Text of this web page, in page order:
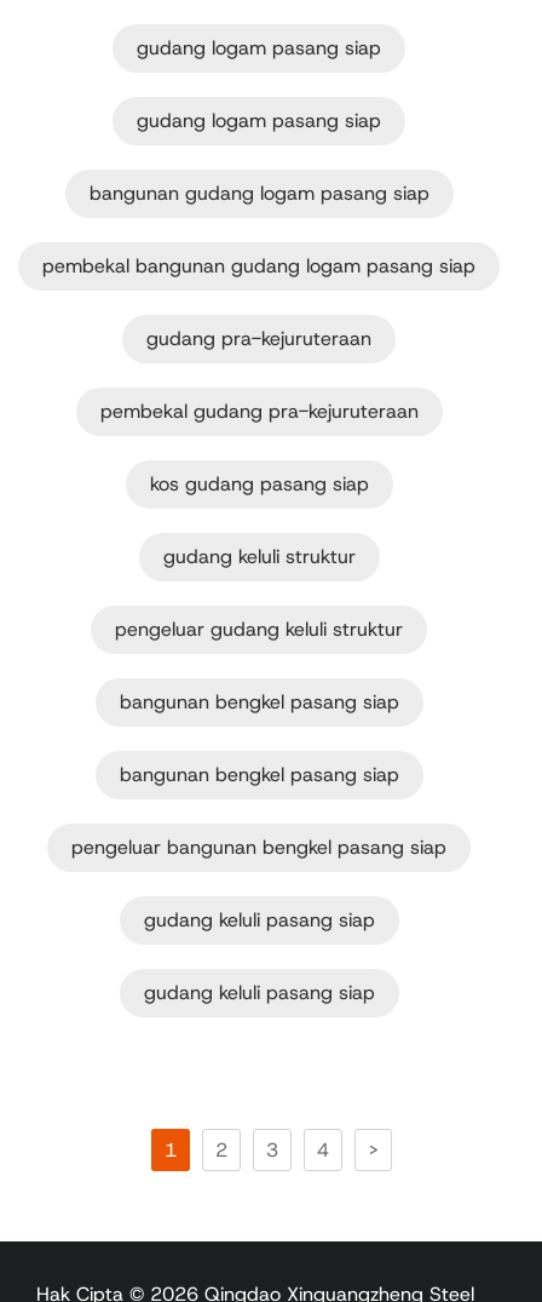
gudang logam pasang siap
gudang logam pasang siap
bangunan gudang logam pasang siap
pembekal bangunan gudang logam pasang siap
gudang pra-kejuruteraan
pembekal gudang pra-kejuruteraan
kos gudang pasang siap
gudang keluli struktur
pengeluar gudang keluli struktur
bangunan bengkel pasang siap
bangunan bengkel pasang siap
pengeluar bangunan bengkel pasang siap
gudang keluli pasang siap
gudang keluli pasang siap
1 2 3 4 >
Hak Cipta © 2026 Qingdao Xinguangzheng Steel